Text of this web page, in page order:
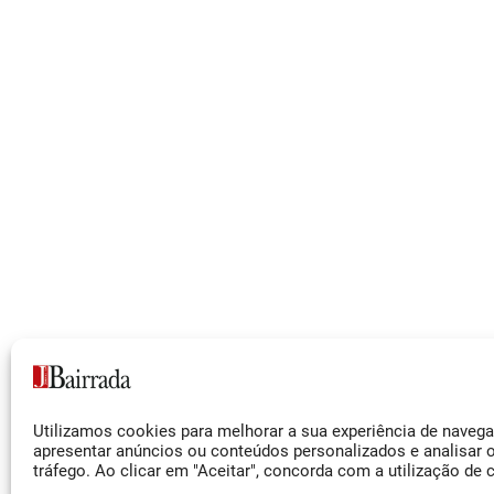
Utilizamos cookies para melhorar a sua experiência de
apresentar anúncios ou conteúdos personalizados e analisar
tráfego. Ao clicar em "Aceitar", concorda com a utilização de
Facebook
Instagram